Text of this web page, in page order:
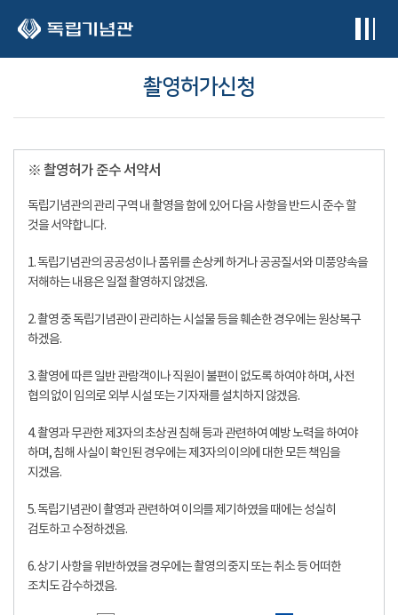
촬영허가신청
※ 촬영허가 준수 서약서
독립기념관의 관리 구역 내 촬영을 함에 있어 다음 사항을 반드시 준수 할
것을 서약합니다.
1. 독립기념관의 공공성이나 품위를 손상케 하거나 공공질서와 미풍양속을
저해하는 내용은 일절 촬영하지 않겠음.
2. 촬영 중 독립기념관이 관리하는 시설물 등을 훼손한 경우에는 원상복구
하겠음.
3. 촬영에 따른 일반 관람객이나 직원이 불편이 없도록 하여야 하며, 사전
협의 없이 임의로 외부 시설 또는 기자재를 설치하지 않겠음.
4. 촬영과 무관한 제3자의 초상권 침해 등과 관련하여 예방 노력을 하여야
하며, 침해 사실이 확인된 경우에는 제3자의 이의에 대한 모든 책임을
지겠음.
5. 독립기념관이 촬영과 관련하여 이의를 제기하였을 때에는 성실히
검토하고 수정하겠음.
6. 상기 사항을 위반하였을 경우에는 촬영의 중지 또는 취소 등 어떠한
조치도 감수하겠음.